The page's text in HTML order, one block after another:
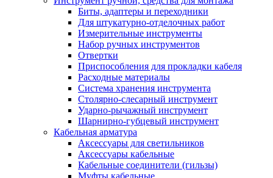
Биты, адаптеры и переходники
Для штукатурно-отделочных работ
Измерительные инструменты
Набор ручных инструментов
Отвертки
Приспособления для прокладки кабеля
Расходные материалы
Система хранения инструмента
Столярно-слесарный инструмент
Ударно-рычажный инструмент
Шарнирно-губцевый инструмент
Кабельная арматура
Аксессуары для светильников
Аксессуары кабельные
Кабельные соединители (гильзы)
Муфты кабельные